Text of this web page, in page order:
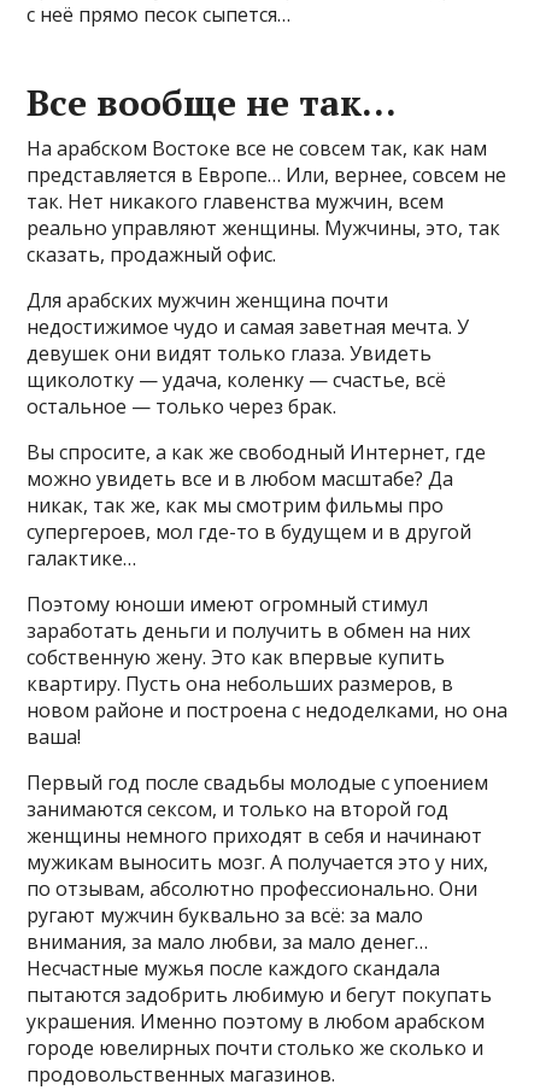
с неё прямо песок сыпется…
Все вообще не так…
На арабском Востоке все не совсем так, как нам
представляется в Европе… Или, вернее, совсем не
так. Нет никакого главенства мужчин, всем
реально управляют женщины. Мужчины, это, так
сказать, продажный офис.
Для арабских мужчин женщина почти
недостижимое чудо и самая заветная мечта. У
девушек они видят только глаза. Увидеть
щиколотку — удача, коленку — счастье, всё
остальное — только через брак.
Вы спросите, а как же свободный Интернет, где
можно увидеть все и в любом масштабе? Да
никак, так же, как мы смотрим фильмы про
супергероев, мол где-то в будущем и в другой
галактике…
Поэтому юноши имеют огромный стимул
заработать деньги и получить в обмен на них
собственную жену. Это как впервые купить
квартиру. Пусть она небольших размеров, в
новом районе и построена с недоделками, но она
ваша!
Первый год после свадьбы молодые с упоением
занимаются сексом, и только на второй год
женщины немного приходят в себя и начинают
мужикам выносить мозг. А получается это у них,
по отзывам, абсолютно профессионально. Они
ругают мужчин буквально за всё: за мало
внимания, за мало любви, за мало денег…
Несчастные мужья после каждого скандала
пытаются задобрить любимую и бегут покупать
украшения. Именно поэтому в любом арабском
городе ювелирных почти столько же сколько и
продовольственных магазинов.